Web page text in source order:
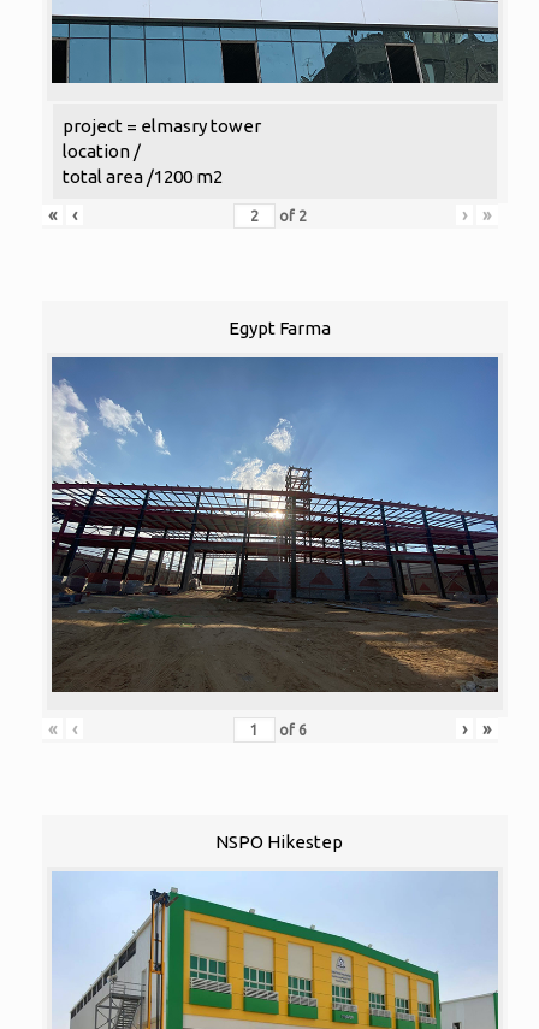
project = elmasry tower
location /
total area /1200 m2
«
‹ of 2 › »
Egypt Farma
« ‹ of 6 › »
NSPO Hikestep